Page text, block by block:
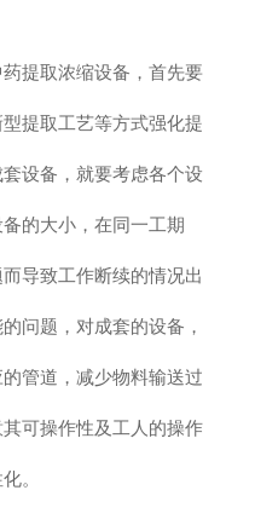
提取浓缩设备，首先要
提取工艺等方式强化提
设备，就要考虑各个设
的大小，在同一工期
导致工作断续的情况出
问题，对成套的设备，
管道，减少物料输送过
可操作性及工人的操作
。